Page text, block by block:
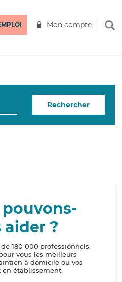
Mon compte
Rechercher
aider ?
180 000 professionnels,
vous les meilleurs
à domicile ou vos
en établissement.